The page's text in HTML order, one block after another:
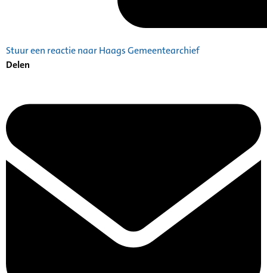
Stuur een reactie naar Haags Gemeentearchief
Delen